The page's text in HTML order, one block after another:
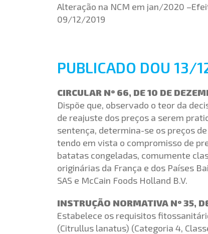
Alteração na NCM em jan/2020
09/12/2019
PUBLICADO DOU 13/
CIRCULAR Nº 66, DE 10 DE
Dispõe que, observado o teor da
de reajuste dos preços a serem
sentença, determina-se os preços
tendo em vista o compromisso de
batatas congeladas, comumente
originárias da França e dos Países
SAS e McCain Foods Holland B.V.
INSTRUÇÃO NORMATIVA Nº 35,
Estabelece os requisitos
(Citrullus lanatus) (Categoria 4,